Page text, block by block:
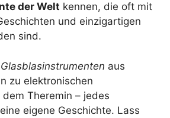
der Welt kennen, die oft mit
und einzigartigen
sind.
Glasblasinstrumenten aus
zu elektronischen
Theremin – jedes
eigene Geschichte. Lass